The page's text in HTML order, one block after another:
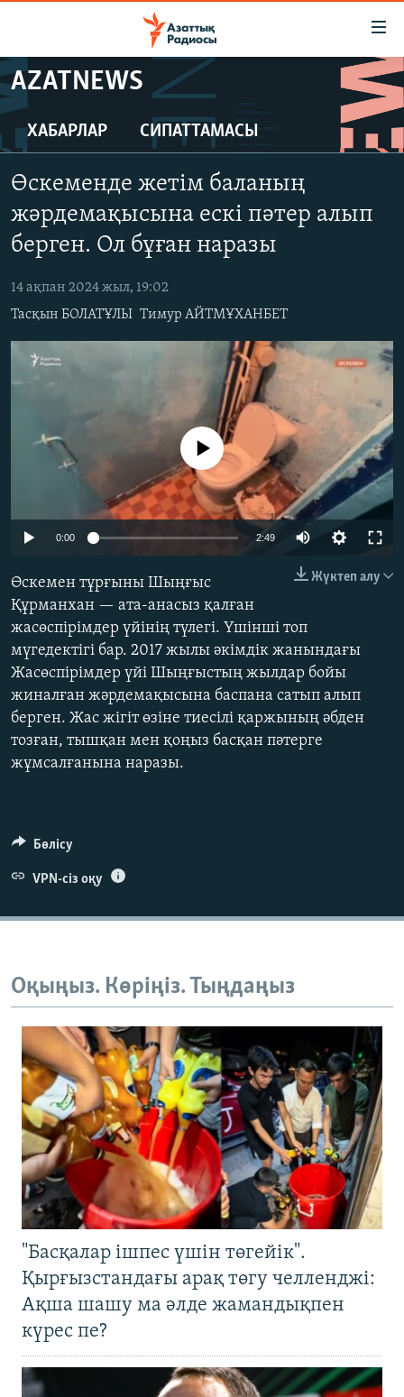
Skip
to
main
content
to
main
Navigation
Skip
Search
САЯСАТ
ҚАҢТАР ОҚИҒАСЫ
АДАМ ҚҰҚЫҚТАРЫ
ӘЛЕУМЕТ
ӘЛЕМ
АРНАЙЫ ЖОБАЛАР
Русский
Басқа тілдерде
AZATNEWS
ХАБАРЛАР СИПАТТАМАСЫ
Өскеменде жетім баланың
жәрдемақысына ескі пәтер алып
берген. Ол бұған наразы
14 ақпан 2024 жыл, 19:02
Тасқын БОЛАТҰЛЫ Тимур АЙТМҰХАНБЕТ
Auto 240p
1080p
No media source currently available
0:00 2:49
720p
1080p
Жүктеп алу
Өскемен тұрғыны Шыңғыс
Құрманхан — ата-анасыз қалған
жасөспірімдер үйінің түлегі. Үшінші топ
мүгедектігі бар. 2017 жылы әкімдік жанындағы
Жасөспірімдер үйі Шыңғыстың жылдар бойы
жиналған жәрдемақысына баспана сатып алып
берген. Жас жігіт өзіне тиесілі қаржының әбден
тозған, тышқан мен қоңыз басқан пәтерге
жұмсалғанына наразы.
Бөлісу
VPN-сіз оқу
Оқыңыз. Көріңіз. Тыңдаңыз
"Басқалар ішпес үшін төгейік".
Қырғызстандағы арақ төгу челленджі:
Ақша шашу ма әлде жамандықпен
күрес пе?